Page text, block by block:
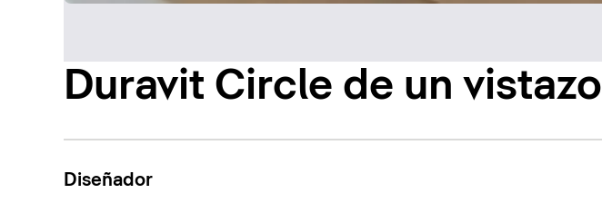
Duravit Circle de un vistazo
Diseñador